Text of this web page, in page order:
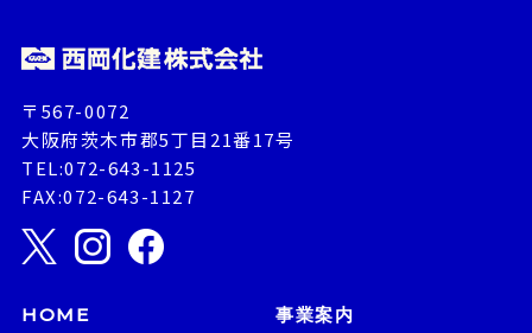
〒567-0072
大阪府茨木市郡5丁目21番17号
TEL:072-643-1125
FAX:072-643-1127
HOME 事業案内